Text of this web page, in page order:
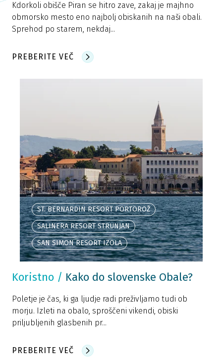
Kdorkoli obišče Piran se hitro zave, zakaj je majhno
obmorsko mesto eno najbolj obiskanih na naši obali.
Sprehod po starem, nekdaj...
PREBERITE VEČ
ST. BERNARDIN RESORT PORTOROŽ
SALINERA RESORT STRUNJAN
SAN SIMON RESORT IZOLA
Koristno / Kako do slovenske Obale?
Poletje je čas, ki ga ljudje radi preživljamo tudi ob
morju. Izleti na obalo, sproščeni vikendi, obiski
priljubljenih glasbenih pr...
PREBERITE VEČ